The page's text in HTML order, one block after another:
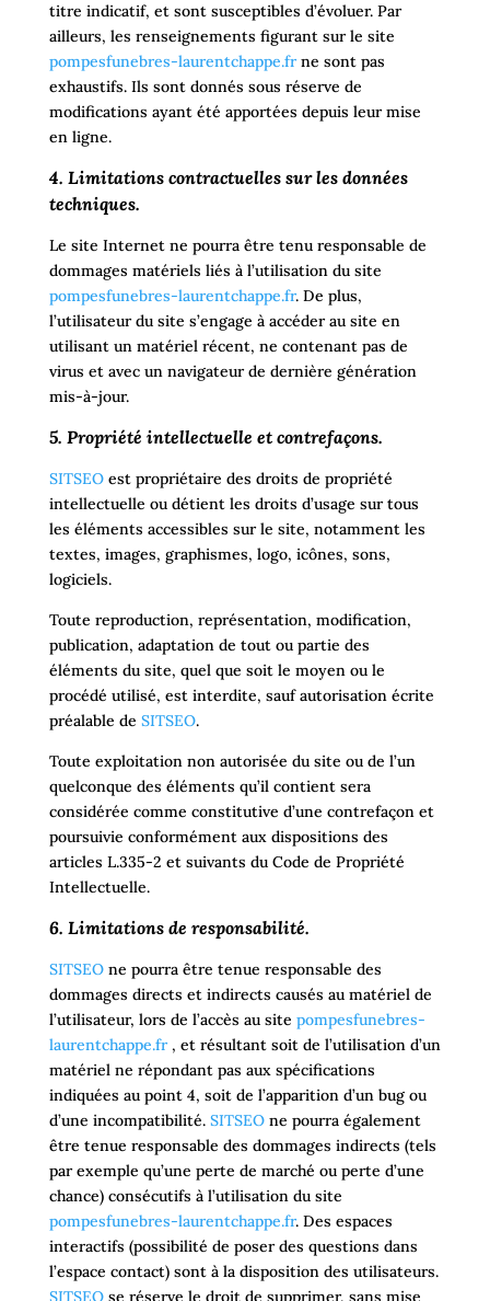
titre indicatif, et sont susceptibles d’évoluer. Par
ailleurs, les renseignements figurant sur le site
pompesfunebres-laurentchappe.frne sont pas
exhaustifs. Ils sont donnés sous réserve de
modifications ayant été apportées depuis leur mise
en ligne.
4. Limitations contractuelles sur les données
techniques.
Le site Internet ne pourra être tenu responsable de
dommages matériels liés à l’utilisation du site
pompesfunebres-laurentchappe.fr. De plus,
l’utilisateur du site s’engage à accéder au site en
utilisant un matériel récent, ne contenant pas de
virus et avec un navigateur de dernière génération
mis-à-jour.
5. Propriété intellectuelle et contrefaçons.
SITSEOest propriétaire des droits de propriété
intellectuelle ou détient les droits d’usage sur tous
les éléments accessibles sur le site, notamment les
textes, images, graphismes, logo, icônes, sons,
logiciels.
Toute reproduction, représentation, modification,
publication, adaptation de tout ou partie des
éléments du site, quel que soit le moyen ou le
procédé utilisé, est interdite, sauf autorisation écrite
préalable de SITSEO.
Toute exploitation non autorisée du site ou de l’un
quelconque des éléments qu’il contient sera
considérée comme constitutive d’une contrefaçon et
poursuivie conformément aux dispositions des
articles L.335-2 et suivants du Code de Propriété
Intellectuelle.
6. Limitations de responsabilité.
SITSEOne pourra être tenue responsable des
dommages directs et indirects causés au matériel de
l’utilisateur, lors de l’accès au site pompesfunebres-
laurentchappe.fr, et résultant soit de l’utilisation d’un
matériel ne répondant pas aux spécifications
indiquées au point 4, soit de l’apparition d’un bug ou
d’une incompatibilité. SITSEOne pourra également
être tenue responsable des dommages indirects (tels
par exemple qu’une perte de marché ou perte d’une
chance) consécutifs à l’utilisation du site
pompesfunebres-laurentchappe.fr. Des espaces
interactifs (possibilité de poser des questions dans
l’espace contact) sont à la disposition des utilisateurs.
SITSEOse réserve le droit de supprimer, sans mise